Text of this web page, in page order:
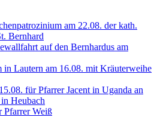
am 22.08. der kath.
Bernhard
auf den Bernhardus am
in Lautern am 16.08. mit Kräuterweihe
für Pfarrer Jacent in Uganda an
Heubach
Pfarrer Weiß